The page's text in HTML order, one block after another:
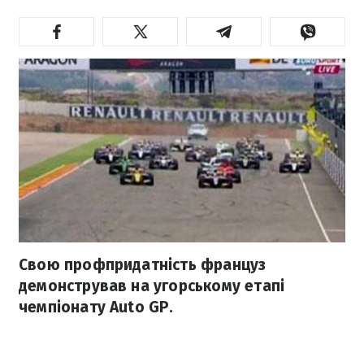
Свою профпридатність француз
демонстрував на угорському етапі
чемпіонату Auto GP.